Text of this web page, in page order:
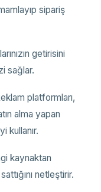
sipariş
getirisini
sağlar.
platformları,
alma yapan
kullanır.
kaynaktan
netleştirir.